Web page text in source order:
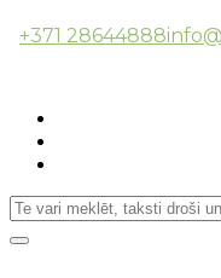
+371 28644888
Toggle